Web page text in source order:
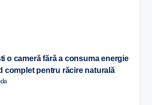
o cameră fără a consuma energie
complet pentru răcire naturală